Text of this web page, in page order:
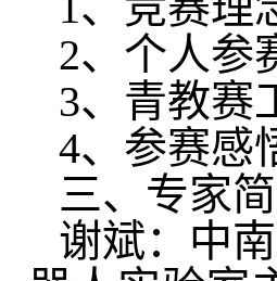
2、个人参
3、青教赛
4、参赛感
三、专家
谢斌：中